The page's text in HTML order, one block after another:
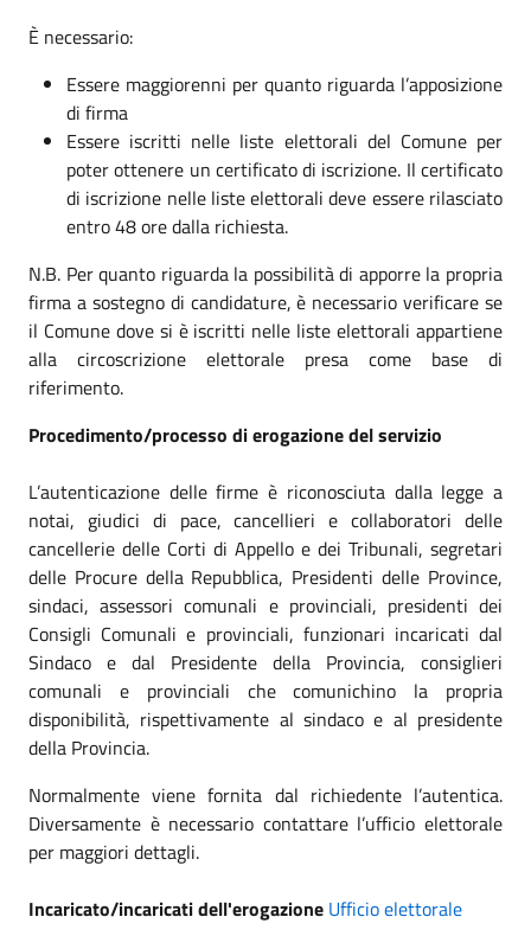
È necessario:
Essere maggiorenni per quanto riguarda l’apposizione
di firma
Essere iscritti nelle liste elettorali del Comune per
poter ottenere un certificato di iscrizione. Il certificato
di iscrizione nelle liste elettorali deve essere rilasciato
entro 48 ore dalla richiesta.
N.B. Per quanto riguarda la possibilità di apporre la propria
firma a sostegno di candidature, è necessario verificare se
il Comune dove si è iscritti nelle liste elettorali appartiene
alla circoscrizione elettorale presa come base di
riferimento.
Procedimento/processo di erogazione del servizio
L’autenticazione delle firme è riconosciuta dalla legge a
notai, giudici di pace, cancellieri e collaboratori delle
cancellerie delle Corti di Appello e dei Tribunali, segretari
delle Procure della Repubblica, Presidenti delle Province,
sindaci, assessori comunali e provinciali, presidenti dei
Consigli Comunali e provinciali, funzionari incaricati dal
Sindaco e dal Presidente della Provincia, consiglieri
comunali e provinciali che comunichino la propria
disponibilità, rispettivamente al sindaco e al presidente
della Provincia.
Normalmente viene fornita dal richiedente l’autentica.
Diversamente è necessario contattare l’ufficio elettorale
per maggiori dettagli.
Incaricato/incaricati dell'erogazione Ufficio elettorale